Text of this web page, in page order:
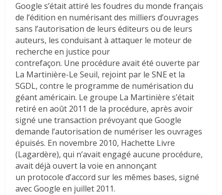
Google s’était attiré les foudres du monde français
de l’édition en numérisant des milliers d’ouvrages
sans l’autorisation de leurs éditeurs ou de leurs
auteurs, les conduisant à attaquer le moteur de
recherche en justice pour
contrefaçon. Une procédure avait été ouverte par
La Martinière-Le Seuil, rejoint par le SNE et la
SGDL, contre le programme de numérisation du
géant américain. Le groupe La Martinière s’était
retiré en août 2011 de la procédure, après avoir
signé une transaction prévoyant que Google
demande l’autorisation de numériser les ouvrages
épuisés. En novembre 2010, Hachette Livre
(Lagardère), qui n’avait engagé aucune procédure,
avait déjà ouvert la voie en annonçant
un protocole d’accord sur les mêmes bases, signé
avec Google en juillet 2011.